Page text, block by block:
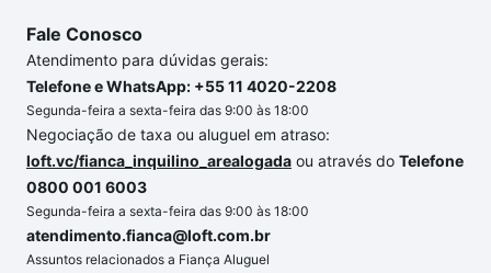
Fale Conosco
Atendimento para dúvidas gerais:
Telefone e WhatsApp: +55 11 4020-2208
Segunda-feira a sexta-feira das 9:00 às 18:00
Negociação de taxa ou aluguel em atraso:
loft.vc/fianca_inquilino_arealogada ou através do Telefone
0800 001 6003
Segunda-feira a sexta-feira das 9:00 às 18:00
atendimento.fianca@loft.com.br
Assuntos relacionados a Fiança Aluguel